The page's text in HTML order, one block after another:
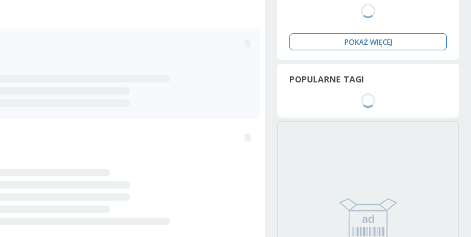
POKAŻ WIĘCEJ
POPULARNE TAGI